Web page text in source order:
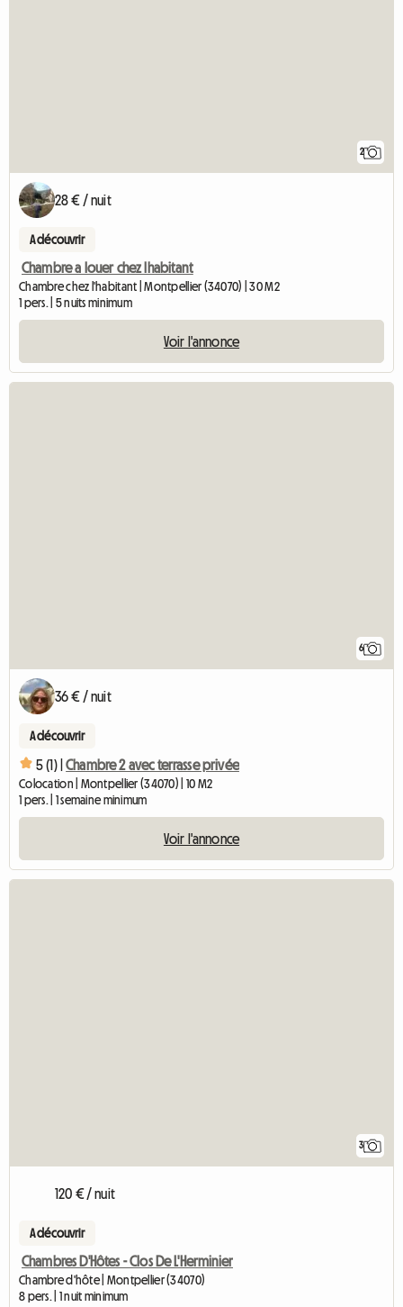
2
28 € / nuit
A découvrir
Chambre a louer chez lhabitant
Chambre chez l'habitant | Montpellier (34070) | 30 M2
1 pers. | 5 nuits minimum
Voir l'annonce
6
36 € / nuit
A découvrir
5 (1) | Chambre 2 avec terrasse privée
Colocation | Montpellier (34070) | 10 M2
1 pers. | 1 semaine minimum
Voir l'annonce
3
120 € / nuit
A découvrir
Chambres D'Hôtes - Clos De L'Herminier
Chambre d'hôte | Montpellier (34070)
8 pers. | 1 nuit minimum